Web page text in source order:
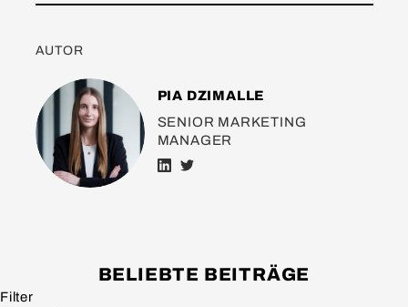
AUTOR
PIA DZIMALLE
SENIOR MARKETING
MANAGER
BELIEBTE BEITRÄGE
Filter